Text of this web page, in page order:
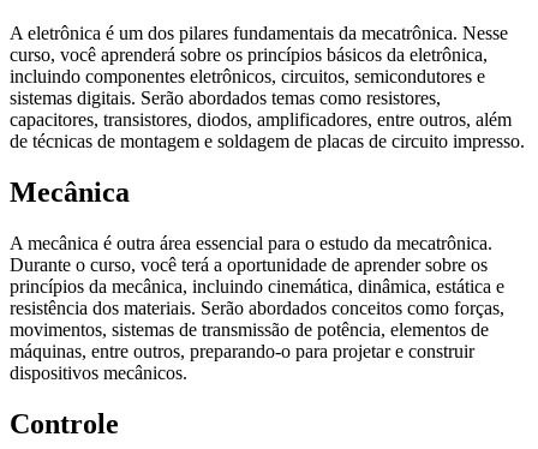
A eletrônica é um dos pilares fundamentais da mecatrônica. Nesse
curso, você aprenderá sobre os princípios básicos da eletrônica,
incluindo componentes eletrônicos, circuitos, semicondutores e
sistemas digitais. Serão abordados temas como resistores,
capacitores, transistores, diodos, amplificadores, entre outros, além
de técnicas de montagem e soldagem de placas de circuito impresso.
Mecânica
A mecânica é outra área essencial para o estudo da mecatrônica.
Durante o curso, você terá a oportunidade de aprender sobre os
princípios da mecânica, incluindo cinemática, dinâmica, estática e
resistência dos materiais. Serão abordados conceitos como forças,
movimentos, sistemas de transmissão de potência, elementos de
máquinas, entre outros, preparando-o para projetar e construir
dispositivos mecânicos.
Controle